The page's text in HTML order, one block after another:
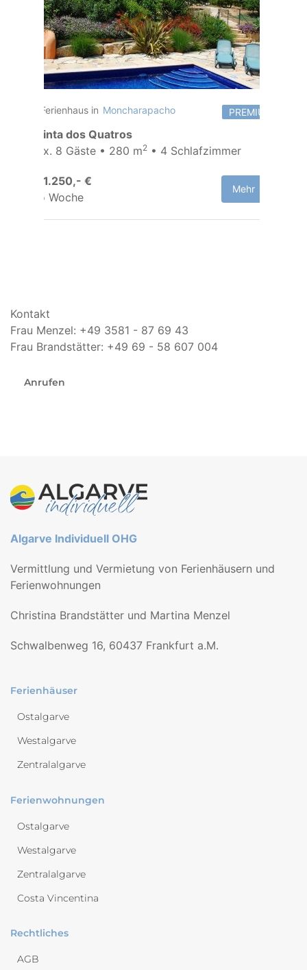
Ferienhaus in Moncharapacho PREMIUM
Quinta dos Quatros
Max. 8 Gäste • 280 m2 • 4 Schlafzimmer
ab 1.250,- €
pro Woche
Mehr
Kontakt
Frau Menzel: +49 3581 - 87 69 43
Frau Brandstätter: +49 69 - 58 607 004
Anrufen
Algarve Individuell OHG
Vermittlung und Vermietung von Ferienhäusern und
Ferienwohnungen
Christina Brandstätter und Martina Menzel
Schwalbenweg 16, 60437 Frankfurt a.M.
Ferienhäuser
Ostalgarve
Westalgarve
Zentralalgarve
Ferienwohnungen
Ostalgarve
Westalgarve
Zentralalgarve
Costa Vincentina
Rechtliches
AGB